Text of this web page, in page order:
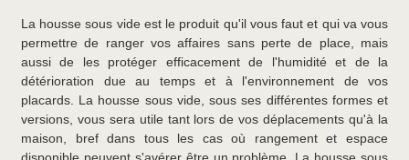
La housse sous vide est le produit qu'il vous faut et qui va vous
permettre de ranger vos affaires sans perte de place, mais
aussi de les protéger efficacement de l'humidité et de la
détérioration due au temps et à l'environnement de vos
placards. La housse sous vide, sous ses différentes formes et
versions, vous sera utile tant lors de vos déplacements qu'à la
maison, bref dans tous les cas où rangement et espace